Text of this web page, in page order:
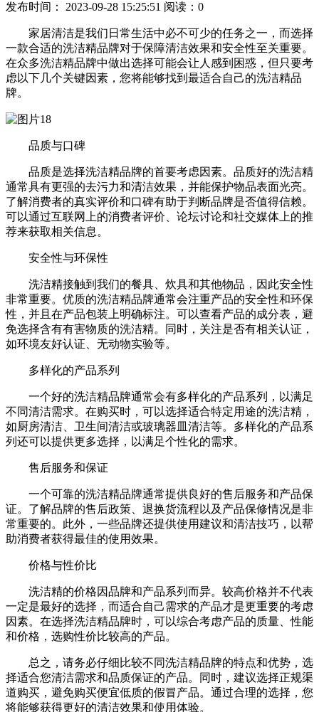
发布时间： 2023-09-28 15:25:51 阅读： 0
家居清洁是我们日常生活中必不可少的任务之一，而选择
一款合适的洗洁精品牌对于保障清洁效果和安全性至关重要。
在众多洗洁精品牌中做出选择可能会让人感到困惑，但只要考
虑以下几个关键因素，您将能够找到最适合自己的洗洁精品
牌。
品质与口碑
品质是选择洗洁精品牌的首要考虑因素。品质好的洗洁精
通常具有更强的去污力和清洁效果，并能保护物品表面光亮。
了解消费者的真实评价和口碑有助于判断品牌是否值得信赖。
可以通过互联网上的消费者评价、论坛讨论和社交媒体上的推
荐来获取相关信息。
安全性与环保性
洗洁精接触到我们的餐具、炊具和其他物品，因此安全性
非常重要。优质的洗洁精品牌通常会注重产品的安全性和环保
性，并且在产品包装上明确标注。可以查看产品的成分表，避
免选择含有有害物质的洗洁精。同时，关注是否有相关认证，
如环境友好认证、无动物实验等。
多样化的产品系列
一个好的洗洁精品牌通常会有多样化的产品系列，以满足
不同清洁需求。在购买时，可以选择适合特定用途的洗洁精，
如厨房清洁、卫生间清洁或玻璃器皿清洁等。多样化的产品系
列还可以提供更多选择，以满足个性化的需求。
售后服务和保证
一个可靠的洗洁精品牌通常提供良好的售后服务和产品保
证。了解品牌的售后政策、退换货流程以及产品保修情况是非
常重要的。此外，一些品牌还提供使用建议和清洁技巧，以帮
助消费者获得最佳的使用效果。
价格与性价比
洗洁精的价格因品牌和产品系列而异。较高价格并不代表
一定是最好的选择，而适合自己需求的产品才是更重要的考虑
因素。在选择洗洁精品牌时，可以综合考虑产品的质量、性能
和价格，选购性价比较高的产品。
总之，请务必仔细比较不同洗洁精品牌的特点和优势，选
择适合您清洁需求和品质保证的产品。同时，建议选择正规渠
道购买，避免购买便宜低质的假冒产品。通过合理的选择，您
将能够获得更好的清洁效果和使用体验。